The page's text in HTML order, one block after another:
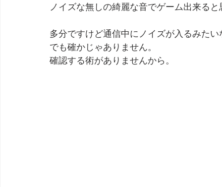
ノイズな無しの綺麗な音でゲーム出来る
多分ですけど通信中にノイズが入るみた
でも確かじゃありません。
確認する術がありませんから。